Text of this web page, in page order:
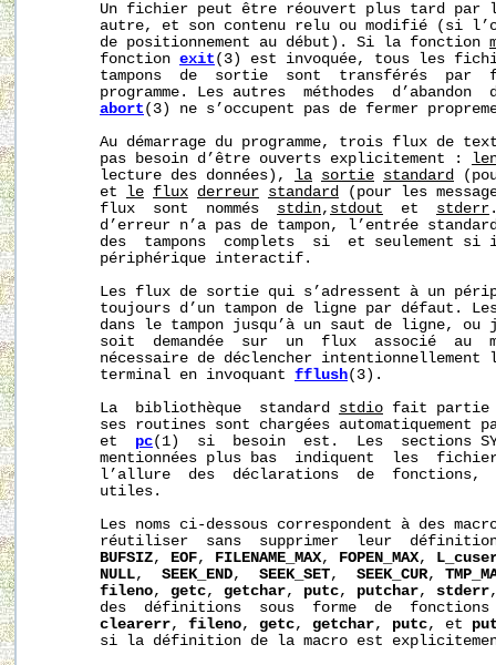
Un fichier peut être réouvert plus tard par
autre, et son contenu relu ou modifié (si
       de positionnement au début). Si la fonction
       fonction
exit (3) est invoquée, tous les
tampons  de  sortie  sont  transférés  par
programme. Les autres  méthodes  d’abandon
abort (3) ne s’occupent pas de fermer
Au démarrage du programme, trois flux de
       pas besoin d’être ouverts explicitement :
l
       lecture des données),
la sortie standard
       et
le flux derreur standard (pour les
       flux  sont  nommés
stdin, stdout
  et
stderr
d’erreur n’a pas de tampon, l’entrée
des  tampons  complets  si  et seulement si
       périphérique interactif.
Les flux de sortie qui s’adressent à un
toujours d’un tampon de ligne par défaut.
dans le tampon jusqu’à un saut de ligne, ou
soit  demandée  sur  un  flux  associé  au
nécessaire de déclencher intentionnellement
       terminal en invoquant
fflush(3).
       La  bibliothèque  standard
stdio fait partie
ses routines sont chargées automatiquement
       et
pc(1)  si  besoin  est.  Les  sections
mentionnées plus bas  indiquent  les
l’allure  des  déclarations  de  fonctions,
       utiles.
Les noms ci-dessous correspondent à des
réutiliser  sans  supprimer  leur
BUFSIZ, EOF, FILENAME_MAX, FOPEN_MAX,
NULL, SEEK_END, SEEK_SET, SEEK_CUR,
fileno, getc, getchar, putc, putchar, stderr
des  définitions  sous  forme  de
clearerr, fileno, getc, getchar, putc, et
si la définition de la macro est